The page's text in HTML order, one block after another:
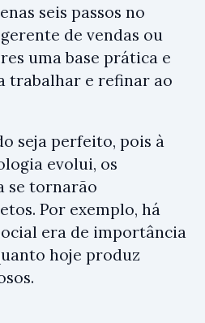
seis passos no
de vendas ou
uma base prática e
trabalhar e refinar ao
seja perfeito, pois à
evolui, os
se tornarão
Por exemplo, há
era de importância
hoje produz